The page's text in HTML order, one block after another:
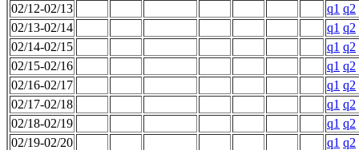
02/12-02/13
q1 q2
02/13-02/14
q1 q2
02/14-02/15
q1 q2
02/15-02/16
q1 q2
02/16-02/17
q1 q2
02/17-02/18
q1 q2
02/18-02/19
q1 q2
02/19-02/20
q1 q2